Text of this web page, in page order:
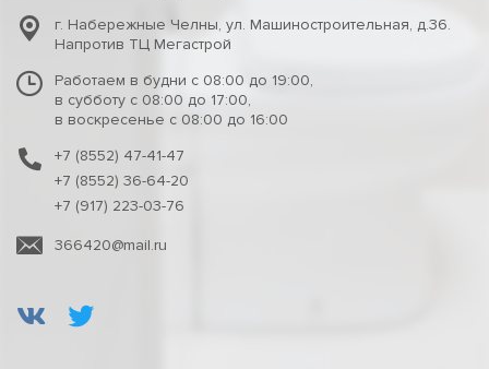
г. Набережные Челны, ул. Машиностроительная, д.36.
Напротив ТЦ Мегастрой
Работаем в будни с 08:00 до 19:00,
в субботу с 08:00 до 17:00,
в воскресенье с 08:00 до 16:00
+7 (8552) 47-41-47
+7 (8552) 36-64-20
+7 (917) 223-03-76
366420@mail.ru